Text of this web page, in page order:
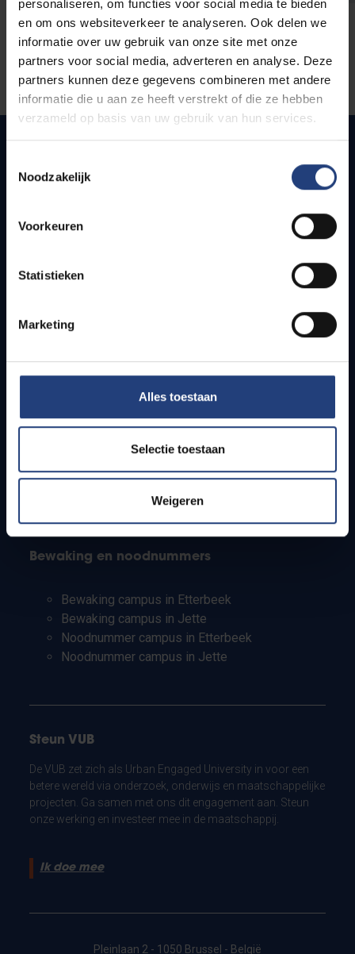
personaliseren, om functies voor social media te bieden
en om ons websiteverkeer te analyseren. Ook delen we
informatie over uw gebruik van onze site met onze
partners voor social media, adverteren en analyse. Deze
partners kunnen deze gegevens combineren met andere
informatie die u aan ze heeft verstrekt of die ze hebben
verzameld op basis van uw gebruik van hun services.
Noodzakelijk
Voorkeuren
Statistieken
Marketing
Alles toestaan
Selectie toestaan
Weigeren
Snel naar
Bereikbaarheid
Studenten
PhD-studenten
Leerkrachten en secundaire scholen
Bewaking en noodnummers
Bewaking campus in Etterbeek
Bewaking campus in Jette
Noodnummer campus in Etterbeek
Noodnummer campus in Jette
Steun VUB
De VUB zet zich als Urban Engaged University in voor een
betere wereld via onderzoek, onderwijs en maatschappelijke
projecten. Ga samen met ons dit engagement aan. Steun
onze werking en investeer mee in de maatschappij.
Ik doe mee
Pleinlaan 2 - 1050 Brussel - België